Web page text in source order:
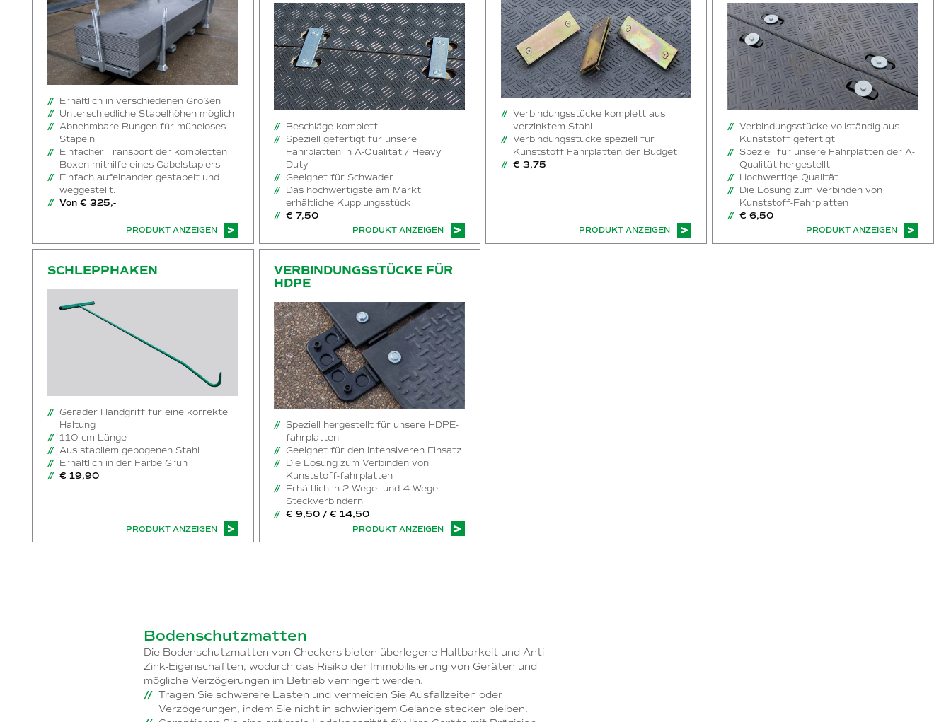
Erhältlich in verschiedenen Größen
Unterschiedliche Stapelhöhen möglich
Abnehmbare Rungen für müheloses
Stapeln
Einfacher Transport der kompletten
Boxen mithilfe eines Gabelstaplers
Einfach aufeinander gestapelt und
weggestellt.
Von € 325,-
PRODUKT ANZEIGEN
Beschläge komplett
Speziell gefertigt für unsere
Fahrplatten in A-Qualität / Heavy
Duty
Geeignet für Schwader
Das hochwertigste am Markt
erhältliche Kupplungsstück
€ 7,50
PRODUKT ANZEIGEN
Verbindungsstücke komplett aus
verzinktem Stahl
Verbindungsstücke speziell für
Kunststoff Fahrplatten der Budget
€ 3,75
PRODUKT ANZEIGEN
Verbindungsstücke vollständig aus
Kunststoff gefertigt
Speziell für unsere Fahrplatten der A-
Qualität hergestellt
Hochwertige Qualität
Die Lösung zum Verbinden von
Kunststoff-Fahrplatten
€ 6,50
PRODUKT ANZEIGEN
Schlepphaken
SCHLEPPHAKEN
Gerader Handgriff für eine korrekte
Haltung
110 cm Länge
Aus stabilem gebogenen Stahl
Erhältlich in der Farbe Grün
€ 19,90
PRODUKT ANZEIGEN
Verbindungsstücke für HDPE
VERBINDUNGSSTÜCKE FÜR
HDPE
Speziell hergestellt für unsere HDPE-
fahrplatten
Geeignet für den intensiveren Einsatz
Die Lösung zum Verbinden von
Kunststoff-fahrplatten
Erhältlich in 2-Wege- und 4-Wege-
Steckverbindern
€ 9,50 / € 14,50
PRODUKT ANZEIGEN
Bodenschutzmatten
Die Bodenschutzmatten von Checkers bieten überlegene Haltbarkeit und Anti-
Zink-Eigenschaften, wodurch das Risiko der Immobilisierung von Geräten und
mögliche Verzögerungen im Betrieb verringert werden.
Tragen Sie schwerere Lasten und vermeiden Sie Ausfallzeiten oder
Verzögerungen, indem Sie nicht in schwierigem Gelände stecken bleiben.